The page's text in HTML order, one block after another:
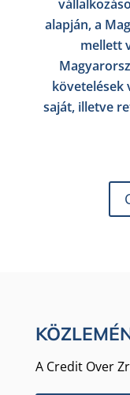
alapján, a
mellett
követelések
saját, illetve
A Credit Over